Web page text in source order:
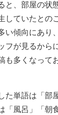
、部屋の状
していたとの
い傾向にあり
フが見るから
も多くなって
単語は「部
「風呂」「朝